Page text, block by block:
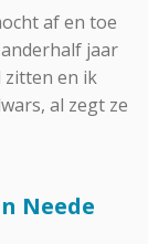
af en toe
jaar
zitten en ik
al zegt ze
Neede